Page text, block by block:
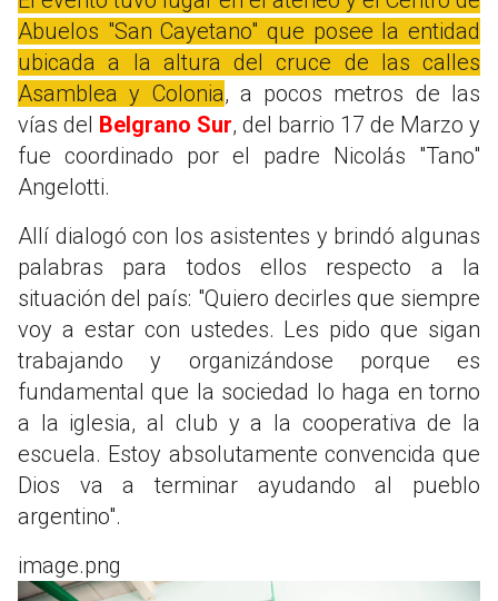
Abuelos "San Cayetano" que posee la entidad
ubicada a la altura del cruce de las calles
Asamblea y Colonia, a pocos metros de las
vías del Belgrano Sur, del barrio 17 de Marzo y
fue coordinado por el padre Nicolás "Tano"
Angelotti.
Allí dialogó con los asistentes y brindó algunas
palabras para todos ellos respecto a la
situación del país: "Quiero decirles que siempre
voy a estar con ustedes. Les pido que sigan
trabajando y organizándose porque es
fundamental que la sociedad lo haga en torno
a la iglesia, al club y a la cooperativa de la
escuela. Estoy absolutamente convencida que
Dios va a terminar ayudando al pueblo
argentino".
image.png